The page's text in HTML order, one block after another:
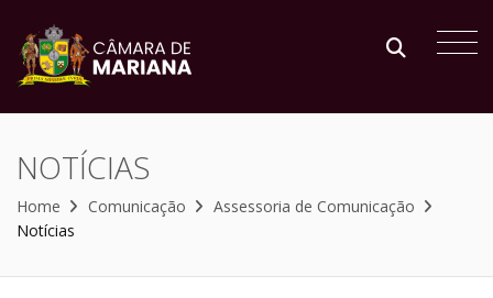
NOTÍCIAS
Home Comunicação
Assessoria de Comunicação
Notícias